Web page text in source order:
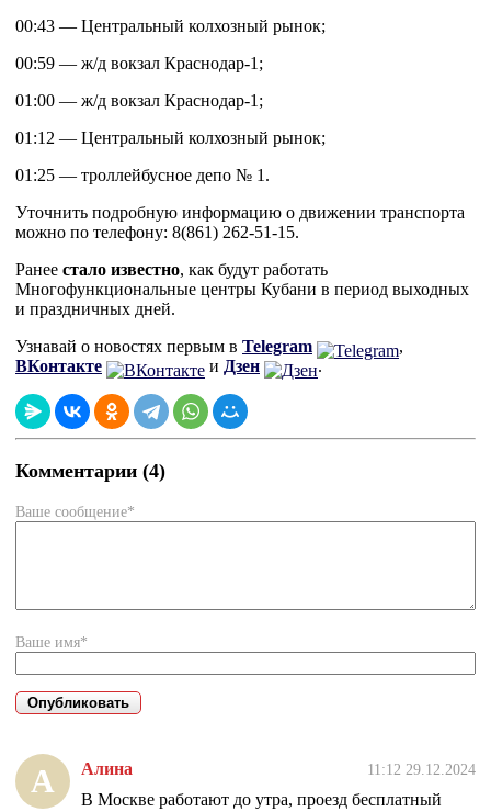
00:43 — Центральный колхозный рынок;
00:59 — ж/д вокзал Краснодар-1;
01:00 — ж/д вокзал Краснодар-1;
01:12 — Центральный колхозный рынок;
01:25 — троллейбусное депо № 1.
Уточнить подробную информацию о движении транспорта
можно по телефону: 8(861) 262-51-15.
Ранее стало известно, как будут работать
Многофункциональные центры Кубани в период выходных
и праздничных дней.
Узнавай о новостях первым в Telegram
,
ВКонтакте
и Дзен .
Комментарии (4)
Ваше сообщение*
Ваше имя*
А Алина 11:12 29.12.2024
В Москве работают до утра, проезд бесплатный